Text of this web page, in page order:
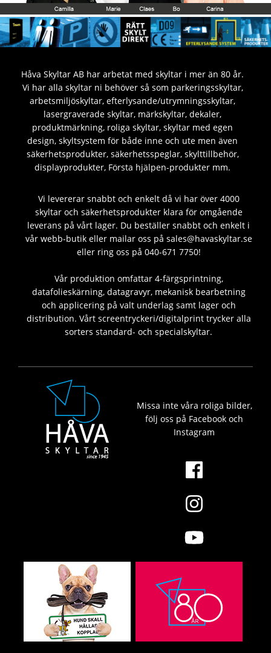
Håva Skyltar AB har arbetat med skyltar i mer än 80 år.
Vi har alla skyltar ni behöver så som parkeringsskyltar,
arbetsmiljöskyltar, efterlysande/utrymningsskyltar,
lasergraverade skyltar, märkskyltar, dekaler,
produktmärkning, roliga skyltar, skyltar med egen
design, skyltsystem för både inne och ute men även
säkerhetsprodukter, säkerhetsspeglar, skylttillbehör,
displayprodukter, Första hjälpen-produkter mm.
Vi levererar snabbt och enkelt då vi har över 4000
skyltar och säkerhetsprodukter klara för omgående
leverans på vårt lager. Du beställer snabbt och enkelt i
vår webb-butik eller mailar oss på sales@havaskyltar.se
eller ring oss på 040-671 7750!
Vår produktion omfattar 4-färgsprintning,
datafolieskärning, datagravyr, mekanisk bearbetning
och applicering på valt underlag samt lager och
distribution. Vårt screentryckeri/digitalprint trycker alla
sorters standard- och specialskyltar.
Missa inte våra roliga bilder,
följ oss på Facebook och
Instagram